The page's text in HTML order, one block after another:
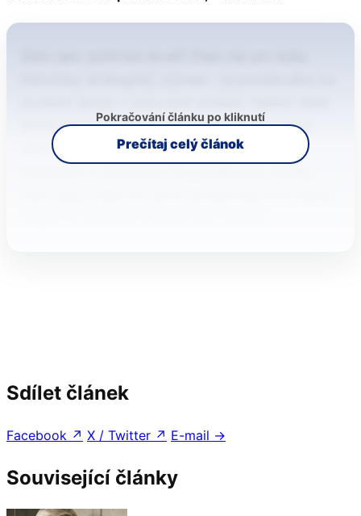
tímto krokem vysílá signál, že se připravuje na
možný scénář rozkolu uvnitř eurozóny. V
Pokračování článku po kliknutí
Prečítaj celý článok
Sdílet článek
Facebook ↗ X / Twitter ↗ E-mail →
Související články